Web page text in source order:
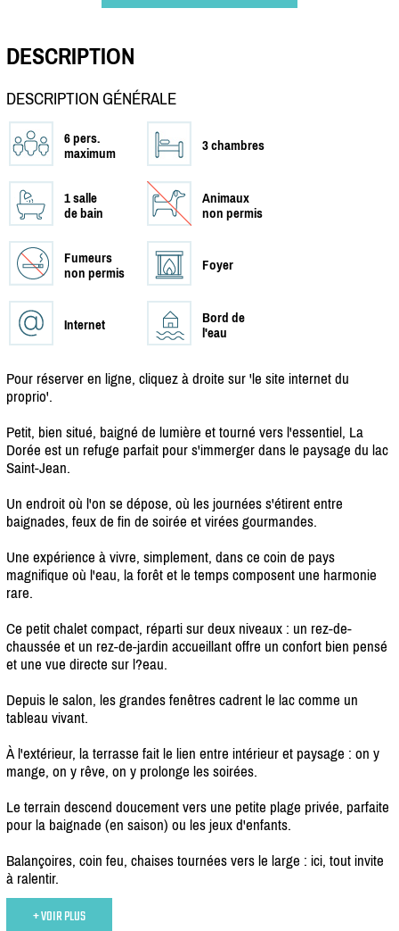
DESCRIPTION
DESCRIPTION GÉNÉRALE
6 pers.
maximum
3 chambres
1 salle
de bain
Animaux
non permis
Fumeurs
non permis
Foyer
Internet
Bord de
l'eau
Pour réserver en ligne, cliquez à droite sur 'le site internet du
proprio'.
Petit, bien situé, baigné de lumière et tourné vers l'essentiel, La
Dorée est un refuge parfait pour s'immerger dans le paysage du lac
Saint-Jean.
Un endroit où l'on se dépose, où les journées s'étirent entre
baignades, feux de fin de soirée et virées gourmandes.
Une expérience à vivre, simplement, dans ce coin de pays
magnifique où l'eau, la forêt et le temps composent une harmonie
rare.
Ce petit chalet compact, réparti sur deux niveaux : un rez-de-
chaussée et un rez-de-jardin accueillant offre un confort bien pensé
et une vue directe sur l?eau.
Depuis le salon, les grandes fenêtres cadrent le lac comme un
tableau vivant.
À l'extérieur, la terrasse fait le lien entre intérieur et paysage : on y
mange, on y rêve, on y prolonge les soirées.
Le terrain descend doucement vers une petite plage privée, parfaite
pour la baignade (en saison) ou les jeux d'enfants.
Balançoires, coin feu, chaises tournées vers le large : ici, tout invite
à ralentir.
+ VOIR PLUS